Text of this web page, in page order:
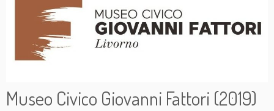
Museo Civico Giovanni Fattori (2019)